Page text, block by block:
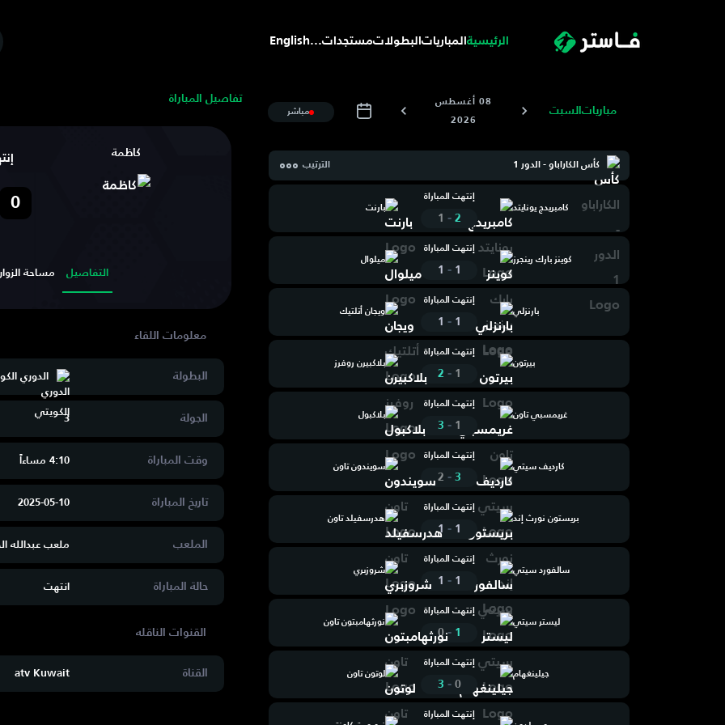
الرئيسية المباريات البطولاتمستجدات...
English
مباريات السبت
08 أغسطس
2026
مباشر
كأس الكاراباو - الدور 1 الترتيب
كامبريدج يونايتد
إنتهت المباراة
2
-
1
بارنت
كوينز بارك رينجرز
إنتهت المباراة
1
-
1
ميلوال
بارنزلي
إنتهت المباراة
1
-
1
ويجان أتلتيك
بيرتون
إنتهت المباراة
1
-
2
بلاكبيرن روفرز
غريمسبي تاون
إنتهت المباراة
1
-
3
بلاكبول
كارديف سيتي
إنتهت المباراة
3
-
2
سويندون تاون
بريستون نورث إند
إنتهت المباراة
1
-
1
هدرسفيلد تاون
سالفورد سيتي
إنتهت المباراة
1
-
1
شروزبري
ليستر سيتي
إنتهت المباراة
1
-
0
نورثهامبتون تاون
جيلينغهام
إنتهت المباراة
0
-
3
لوتون تاون
إنتهت المباراة
تفاصيل المباراة
كاظمة
0
التفاصيل مساحة الزوار
البطولة الدوري
الجولة 3
وقت المباراة 4:10 مساءاََ
تاريخ المباراة 2025-05-10
الملعب ملعب عبدالله
حالة المباراة انتهت
القناة atv Kuwait